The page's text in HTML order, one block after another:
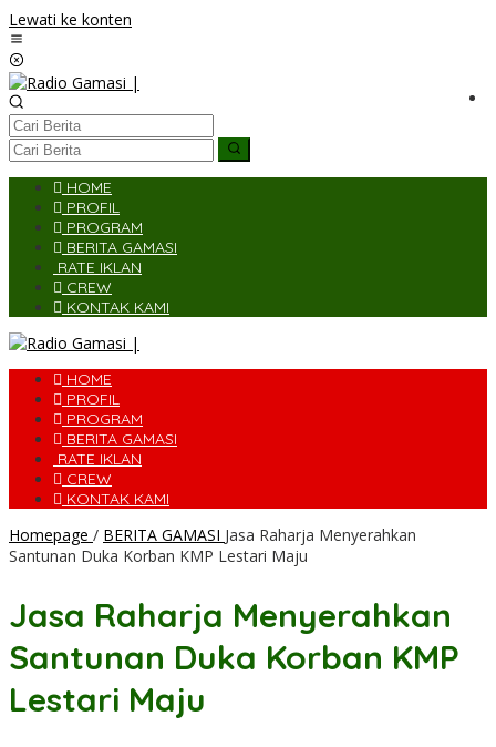
Lewati ke konten
HOME
PROFIL
PROGRAM
BERITA GAMASI
RATE IKLAN
CREW
KONTAK KAMI
HOME
PROFIL
PROGRAM
BERITA GAMASI
RATE IKLAN
CREW
KONTAK KAMI
Homepage / BERITA GAMASI Jasa Raharja Menyerahkan
Santunan Duka Korban KMP Lestari Maju
Jasa Raharja Menyerahkan
Santunan Duka Korban KMP
Lestari Maju